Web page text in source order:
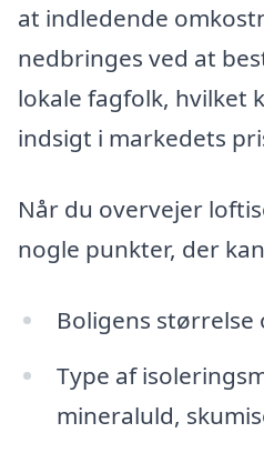
at indledende
nedbringes ved at
lokale fagfolk, hvilket
indsigt i markedets
Når du overvejer
nogle punkter, der
Boligens
Type af
mineraluld,